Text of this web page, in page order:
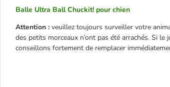
Balle Ultra Ball Chuckit! pour chien
Attention : veuillez toujours surveiller votre
des petits morceaux n’ont pas été arrachés. Si
conseillons fortement de remplacer